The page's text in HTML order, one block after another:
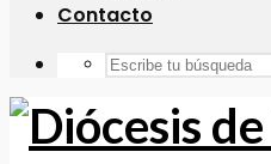
Contacto